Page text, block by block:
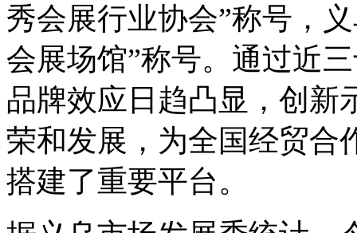
秀会展行业协会”称号，
会展场馆”称号。通过近
品牌效应日趋凸显，创新
荣和发展，为全国经贸合
搭建了重要平台。